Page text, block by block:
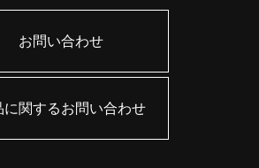
お問い合わせ
に関するお問い合わせ